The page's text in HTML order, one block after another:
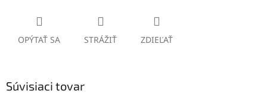
OPÝTAŤ SA STRÁŽIŤ ZDIEĽAŤ
Súvisiaci tovar